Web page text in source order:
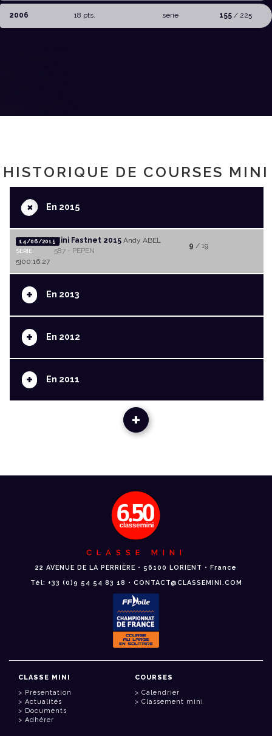
2006 18 pts. serie 155/ 225
HISTORIQUE DE COURSES MINI
+En 2015
14/06/2015
SERIE
Mini Fastnet 2015 Andy ABEL
587 - PEPEN
9 / 19
5j00:16:27
+ En 2013
+ En 2012
+ En 2011
+
CLASSE MINI
22 AVENUE DE LA PERRIÈRE • 56100 LORIENT • France
Tél: +33 (0)9 54 54 83 18 • CONTACT@CLASSEMINI.COM
CLASSE MINI
Présentation
Actualités
Documents
Adhérer
COURSES
Calendrier
Classement mini